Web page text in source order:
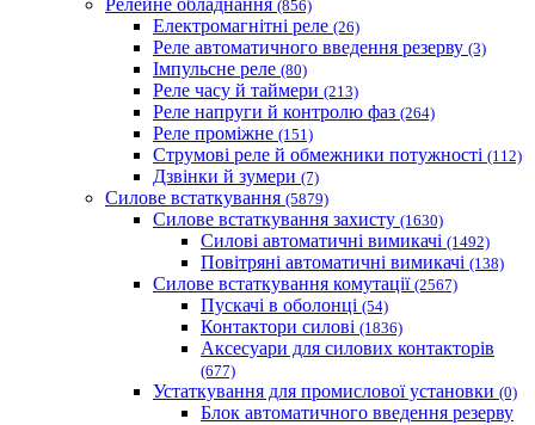
Релейне обладнання (856)
Електромагнітні реле (26)
Реле автоматичного введення резерву (3)
Імпульсне реле (80)
Реле часу й таймери (213)
Реле напруги й контролю фаз (264)
Реле проміжне (151)
Струмові реле й обмежники потужності (112)
Дзвінки й зумери (7)
Силове встаткування (5879)
Силове встаткування захисту (1630)
Силові автоматичні вимикачі (1492)
Повітряні автоматичні вимикачі (138)
Силове встаткування комутації (2567)
Пускачі в оболонці (54)
Контактори силові (1836)
Аксесуари для силових контакторів
(677)
Устаткування для промислової установки (0)
Блок автоматичного введення резерву